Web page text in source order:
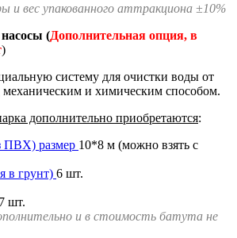
и вес упакованного аттракциона ±10%
(Дополнительная опция, в
)
систему для очистки воды от
механическим и химическим способом.
дополнительно приобретаются:
ПВХ) размер 10*8 м (можно взять с
в грунт) 6 шт.
7 шт.
и в стоимость батута не